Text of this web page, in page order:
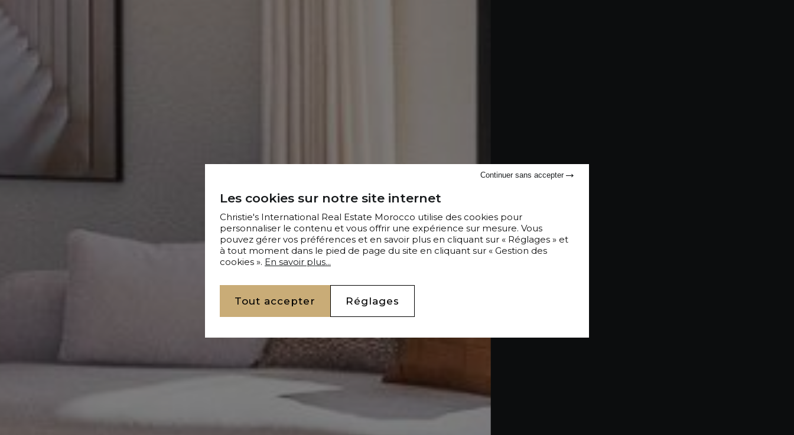
Les cookies sur notre site internet
Christie's International Real Estate Morocco utilise des cookies pour
personnaliser le contenu et vous offrir une expérience sur mesure. Vous
pouvez gérer vos préférences et en savoir plus en cliquant sur « Réglages » et
à tout moment dans le pied de page du site en cliquant sur « Gestion des
cookies ». En savoir plus...
Tout accepter Réglages
Continuer sans accepter